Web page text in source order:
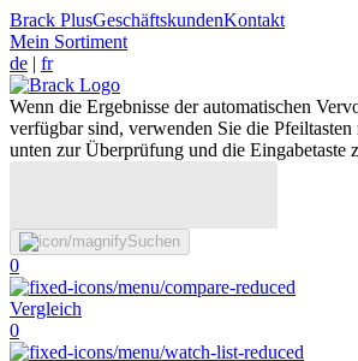
Brack PlusGeschäftskundenKontakt
Mein Sortiment
de | fr
Wenn die Ergebnisse der automatischen
verfügbar sind, verwenden Sie die Pfeiltasten
unten zur Überprüfung und die Eingabetaste
Suchen
0
Vergleich
0